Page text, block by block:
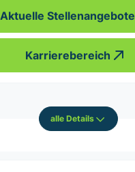
Aktuelle Stellenangebote
Karrierebereich
alle Details